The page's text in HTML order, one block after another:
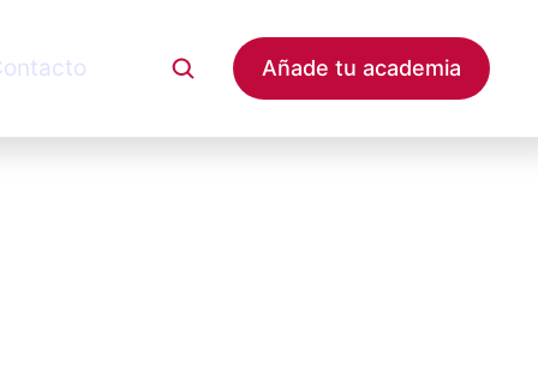
Añade tu academia